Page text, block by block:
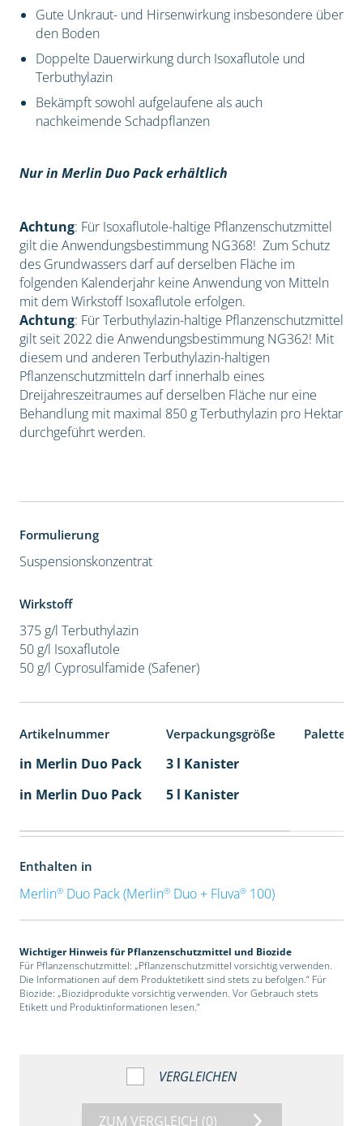
Gute Unkraut- und Hirsenwirkung insbesondere über
den Boden
Doppelte Dauerwirkung durch Isoxaflutole und
Terbuthylazin
Bekämpft sowohl aufgelaufene als auch
nachkeimende Schadpflanzen
Nur in Merlin Duo Pack erhältlich
Achtung: Für Isoxaflutole-haltige Pflanzenschutzmittel
gilt die Anwendungsbestimmung NG368! Zum Schutz
des Grundwassers darf auf derselben Fläche im
folgenden Kalenderjahr keine Anwendung von Mitteln
mit dem Wirkstoff Isoxaflutole erfolgen.
Achtung: Für Terbuthylazin-haltige Pflanzenschutzmittel
gilt seit 2022 die Anwendungsbestimmung NG362! Mit
diesem und anderen Terbuthylazin-haltigen
Pflanzenschutzmitteln darf innerhalb eines
Dreijahreszeitraumes auf derselben Fläche nur eine
Behandlung mit maximal 850 g Terbuthylazin pro Hektar
durchgeführt werden.
Formulierung
Suspensionskonzentrat
Wirkstoff
375 g/l Terbuthylazin
50 g/l Isoxaflutole
50 g/l Cyprosulfamide (Safener)
Artikelnummer Verpackungsgröße
in Merlin Duo Pack
3 l Kanister
in Merlin Duo Pack
5 l Kanister
Enthalten in
Merlin®Duo Pack (Merlin®Duo + Fluva®100)
Wichtiger Hinweis für Pflanzenschutzmittel und Biozide
Für Pflanzenschutzmittel: „Pflanzenschutzmittel vorsichtig verwenden.
Die Informationen auf dem Produktetikett sind stets zu befolgen.“ Für
Biozide: „Biozidprodukte vorsichtig verwenden. Vor Gebrauch stets
Etikett und Produktinformationen lesen.“
VERGLEICHEN
ZUM VERGLEICH (0)